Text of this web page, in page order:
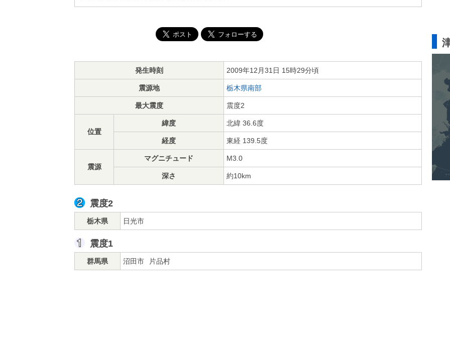
発生時刻 2009年12月31日 15時29分頃
震源地 栃木県南部
最大震度 震度2
位置
緯度 北緯 36.6度
経度 東経 139.5度
震源
マグニチュード M3.0
深さ 約10km
震度2
栃木県 日光市
震度1
群馬県 沼田市 片品村